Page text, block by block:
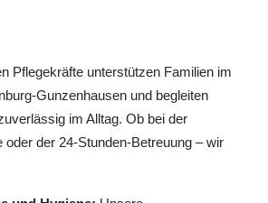
Pflegekräfte unterstützen Familien im
Gunzenhausen und begleiten
im Alltag. Ob bei der
oder der 24-Stunden-Betreuung – wir